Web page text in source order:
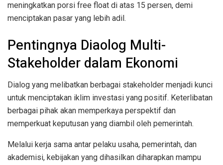
meningkatkan porsi free float di atas 15 persen, demi
menciptakan pasar yang lebih adil.
Pentingnya Diaolog Multi-
Stakeholder dalam Ekonomi
Dialog yang melibatkan berbagai stakeholder menjadi kunci
untuk menciptakan iklim investasi yang positif. Keterlibatan
berbagai pihak akan memperkaya perspektif dan
memperkuat keputusan yang diambil oleh pemerintah.
Melalui kerja sama antar pelaku usaha, pemerintah, dan
akademisi, kebijakan yang dihasilkan diharapkan mampu